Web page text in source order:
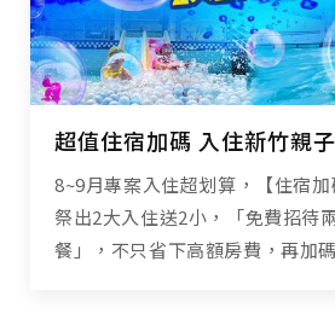
8~9月專案入住超划算，【住宿
祭出2大入住送2小，「免費招待
餐」，不只省下高額房費，再加